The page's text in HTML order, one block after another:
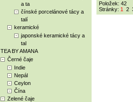
a ta
čínské porcelánové tácy a
talí
keramické
japonské keramické tácy a
tal
TEA BY AMANA
Černé čaje
Indie
Nepál
Ceylon
Čína
Zelené čaje
Položek: 42
Stránky: 1 2